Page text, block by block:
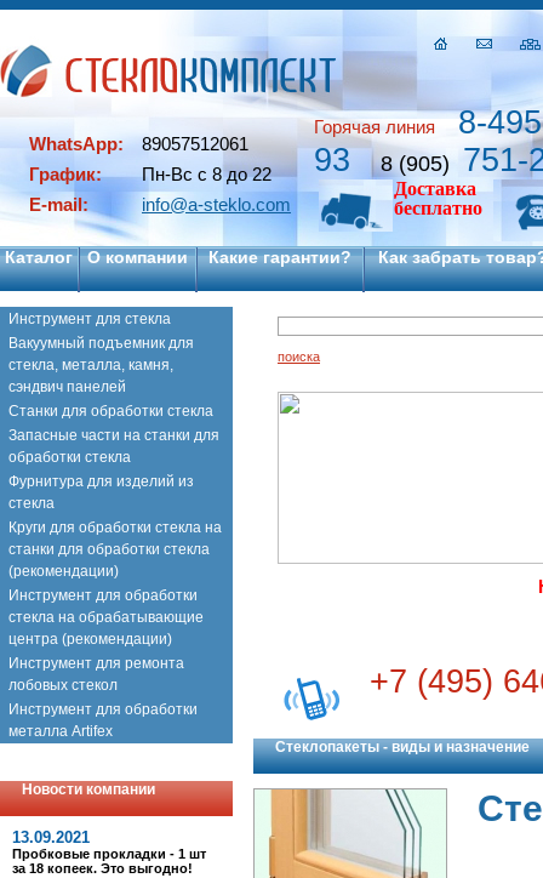
WhatsApp:
89057512061
График:
Пн-Вс с 8 до 22
E-mail:
info@a-steklo.com
Горячая линия
8-
93
8 (905) 751-
Доставка
бесплатно
Каталог О компании Какие гарантии? Как забрать
Инструмент для стекла
Вакуумный подъемник для
стекла, металла, камня,
сэндвич панелей
Станки для обработки стекла
Запасные части на станки для
обработки стекла
Фурнитура для изделий из
стекла
Круги для обработки стекла на
станки для обработки стекла
(рекомендации)
Инструмент для обработки
стекла на обрабатывающие
центра (рекомендации)
Инструмент для ремонта
лобовых стекол
Инструмент для обработки
металла Artifex
Новости компании
13.09.2021
Пробковые прокладки - 1 шт
за 18 копеек. Это выгодно!
поиска
+7 (495)
Стеклопакеты - виды и назначение